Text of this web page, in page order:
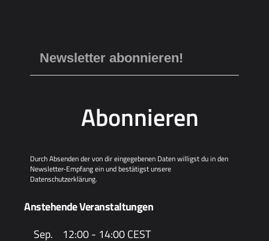
Abonnieren
Durch Absenden der von dir eingegebenen Daten willigst du in den
Newsletter-Empfang ein und bestätigst unsere
Datenschutzerklärung.
Anstehende Veranstaltungen
Sep.
12:00- 14:00CEST